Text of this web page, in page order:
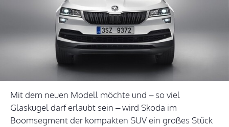
Mit dem neuen Modell möchte und – so viel
Glaskugel darf erlaubt sein – wird Skoda im
Boomsegment der kompakten SUV ein großes Stück